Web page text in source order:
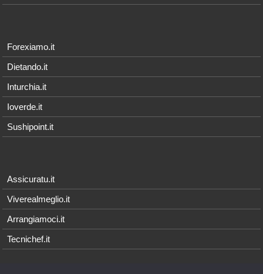
Forexiamo.it
Dietando.it
Inturchia.it
Ioverde.it
Sushipoint.it
Assicuratu.it
Viverealmeglio.it
Arrangiamoci.it
Tecnichef.it